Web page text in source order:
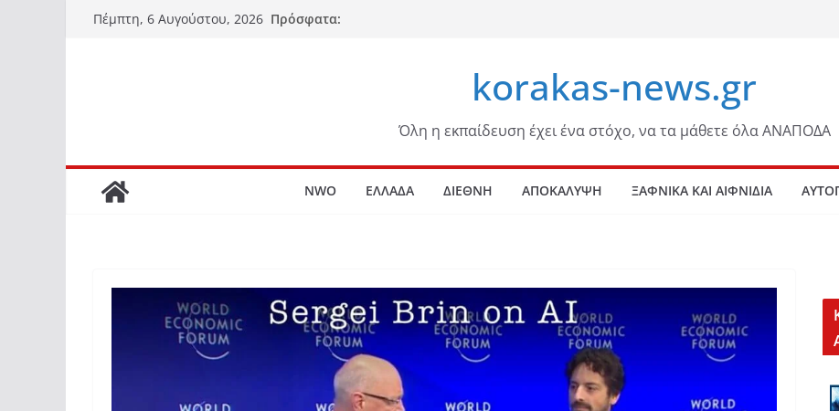
Μετάβαση
Πέμπτη, 6 Αυγούστου, 2026 Πρόσφατα:
korakas-news.gr
Όλη η εκπαίδευση έχει ένα στόχο, να τα μάθετε όλα ΑΝΑΠΟΔΑ
NWO ΕΛΛΑΔΑ ΔΙΕΘΝΗ ΑΠΟΚΑΛΥΨΗ ΞΑΦΝΙΚΑ ΚΑΙ ΑΙΦΝΙΔΙΑ